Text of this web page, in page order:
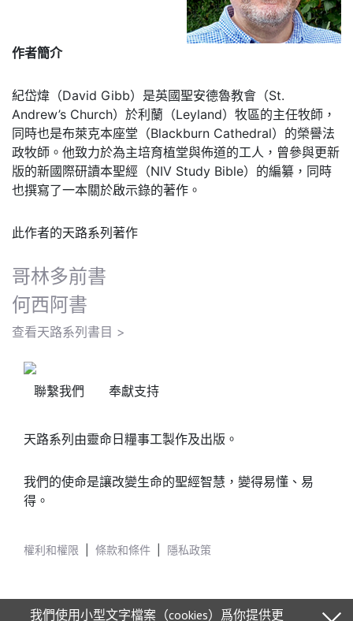
作者簡介
紀岱煒（David Gibb）是英國聖安德魯教會（St.
Andrew’s Church）於利蘭（Leyland）牧區的主任牧師，
同時也是布萊克本座堂（Blackburn Cathedral）的榮譽法
政牧師。他致力於為主培育植堂與佈道的工人，曾參與更新
版的新國際研讀本聖經（NIV Study Bible）的編纂，同時
也撰寫了一本關於啟示錄的著作。
此作者的天路系列著作
哥林多前書
何西阿書
查看天路系列書目 >
聯繫我們 奉獻支持
天路系列由靈命日糧事工製作及出版。
我們的使命是讓改變生命的聖經智慧，變得易懂、易
得。
權利和權限 條款和條件 隱私政策
我們使用小型文字檔案（cookies）爲你提供更